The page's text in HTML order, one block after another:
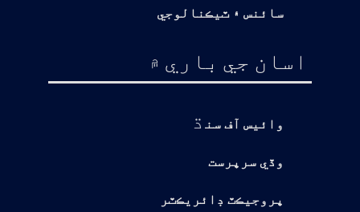
سائنس ۽ ٽيڪنالوجي
اسان جي باري ۾
وائيس آف سن ڌ
وڏي سرپرست
پروجيڪٽ ڊائريڪٽر